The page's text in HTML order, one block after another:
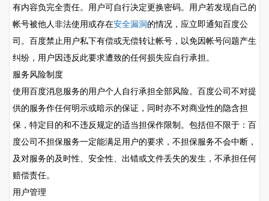
有内容负完全责任。用户可自行决定更换密码。用户若发现自己的
帐号被他人非法使用或存在安全漏洞的情况，应立即通知百度公
司。百度禁止用户私下有偿或无偿转让帐号，以免因帐号问题产生
纠纷，用户因违反此要求遭致的任何损失应自行承担。
服务风险制度
使用百度消息服务的用户个人自行承担全部风险。百度公司不对提
供的服务作任何明示或暗示的保证，同时亦不对商业性的隐含担
保，特定目的和不违反规定的适当担保作限制。包括但不限于：百
度公司不担保服务一定能满足用户的要求，不担保服务不会中断，
及对服务的及时性、安全性、出错或文件丢失的发生，不承担任何
赔偿责任。
用户管理